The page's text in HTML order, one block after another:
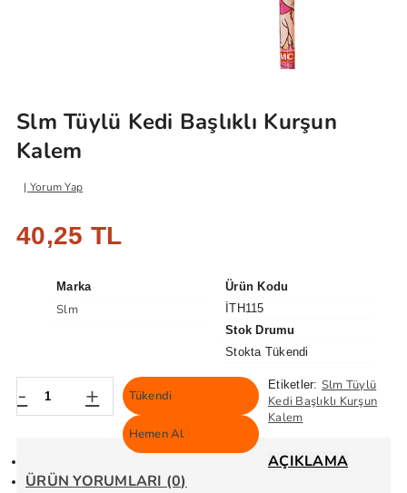
Slm Tüylü Kedi Başlıklı Kurşun
Kalem
Yorum Yap
40,25 TL
Marka
Slm
Ürün Kodu
İTH115
Stok Drumu
Stokta Tükendi
- + Tükendi
Hemen Al
Etiketler: Slm Tüylü
Kedi Başlıklı Kurşun
Kalem
AÇIKLAMA
ÜRÜN YORUMLARI (0)